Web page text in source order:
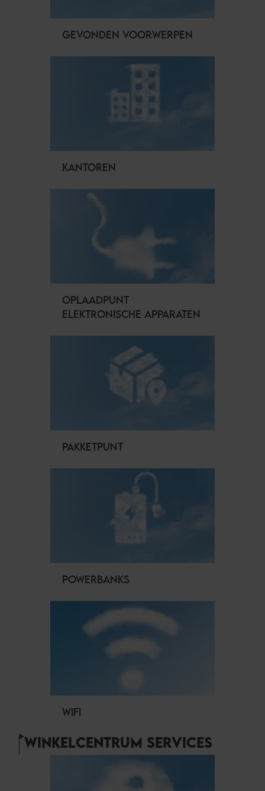
GEVONDEN VOORWERPEN
KANTOREN
OPLAADPUNT
ELEKTRONISCHE APPARATEN
PAKKETPUNT
POWERBANKS
WIFI
WINKELCENTRUM SERVICES